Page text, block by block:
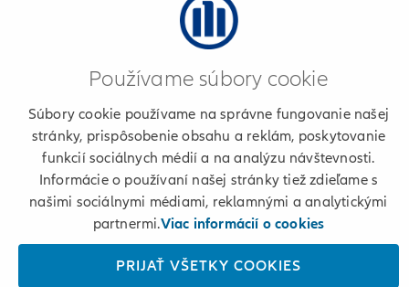
Podmienky používania a cookies
Osobné údaje
+421 2 50 122 222
Pavol Gróf
Používame súbory cookie
Súbory cookie používame na správne fungovanie našej
stránky, prispôsobenie obsahu a reklám, poskytovanie
funkcií sociálnych médií a na analýzu návštevnosti.
Informácie o používaní našej stránky tiež zdieľame s
našimi sociálnymi médiami, reklamnými a analytickými
partnermi.Viac informácií o cookies
PRIJAŤ VŠETKY COOKIES